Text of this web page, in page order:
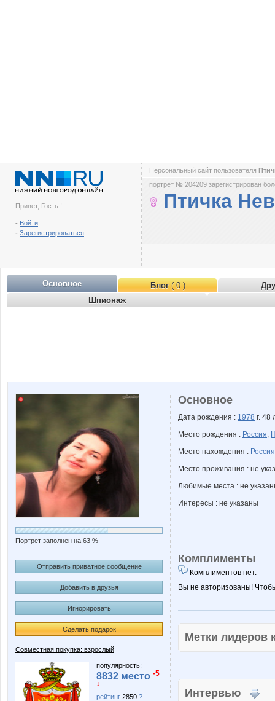
Привет, Гость !
- Войти
- Зарегистрироваться
Персональный сайт пользователя
портрет № 204209 зарегистрирован
Птичка
Основное Блог( 0 )
Шпионаж
Портрет заполнен на 63 %
Отправить приватное сообщение
Добавить в друзья
Игнорировать
Сделать подарок
Совместная покупка: взрослый
популярность:
8832 место -5
↓
рейтинг 2850 ?
Основное
Дата рождения : 1978 г. 48
Место рождения : Россия,
Место нахождения : Россия
Место проживания : не
Любимые места : не
Интересы : не указаны
Комплименты
Комплиментов нет.
Вы не авторизованы!
Метки
Интервью